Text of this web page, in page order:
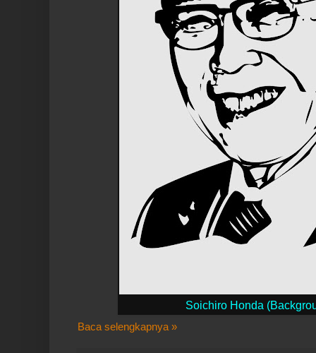
Soichiro Honda
Baca selengkapnya »